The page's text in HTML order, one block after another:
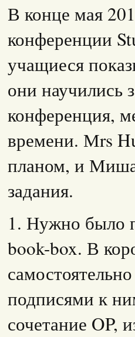
В конце мая
конференции
учащиеся
они научились
конференция,
времени. Мrs
планом, и Миша
задания.
1. Нужно было
book-box. В
подписями к
сочетание OP,